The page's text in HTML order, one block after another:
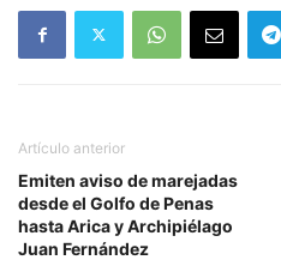
Artículo anterior
Emiten aviso de marejadas
desde el Golfo de Penas
hasta Arica y Archipiélago
Juan Fernández